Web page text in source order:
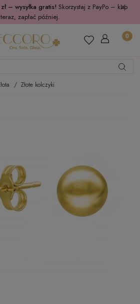
– wysyłka gratis! Skorzystaj z PayPo – kup
teraz, zapłać później.
Złote kolczyki